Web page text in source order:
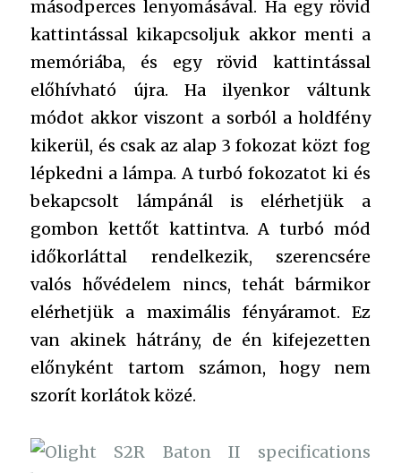
másodperces lenyomásával. Ha egy rövid
kattintással kikapcsoljuk akkor menti a
memóriába, és egy rövid kattintással
előhívható újra. Ha ilyenkor váltunk
módot akkor viszont a sorból a holdfény
kikerül, és csak az alap 3 fokozat közt fog
lépkedni a lámpa. A turbó fokozatot ki és
bekapcsolt lámpánál is elérhetjük a
gombon kettőt kattintva. A turbó mód
időkorláttal rendelkezik, szerencsére
valós hővédelem nincs, tehát bármikor
elérhetjük a maximális fényáramot. Ez
van akinek hátrány, de én kifejezetten
előnyként tartom számon, hogy nem
szorít korlátok közé.